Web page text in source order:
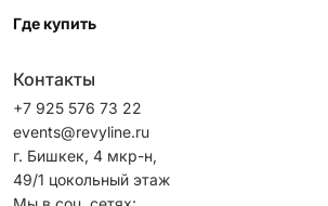
Где купить
Контакты
+7 925 576 73 22
events@revyline.ru
г. Бишкек, 4 мкр-н,
49/1 цокольный этаж